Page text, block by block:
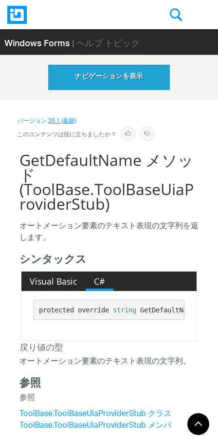
Windows Forms| ヘルプ トピック
ナビゲーションを表示
バージョン26.1 (最新)
このコンテンツは役に立ちましたか？
GetDefaultName メソッ
ド
(ToolBase.ToolBaseUiaP
roviderStub)
オートメーション要素のテキスト表現の文字列を返
します。
シンタックス
Visual Basic C#
protected override string GetDefaultName()
戻り値の型
オートメーション要素のテキスト表現の文字列。
参照
参照
ToolBase.ToolBaseUiaProviderStub クラス
ToolBase.ToolBaseUiaProviderStub メンバ